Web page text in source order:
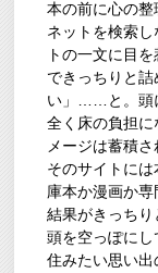
本の前に心の
ネットを検索
トの一文に目
できっちりと
い」……と。頭
全く床の負担
メージは蓄積
そのサイトに
庫本か漫画か
結果がきっちり
頭を空っぽにし
住みたい思い